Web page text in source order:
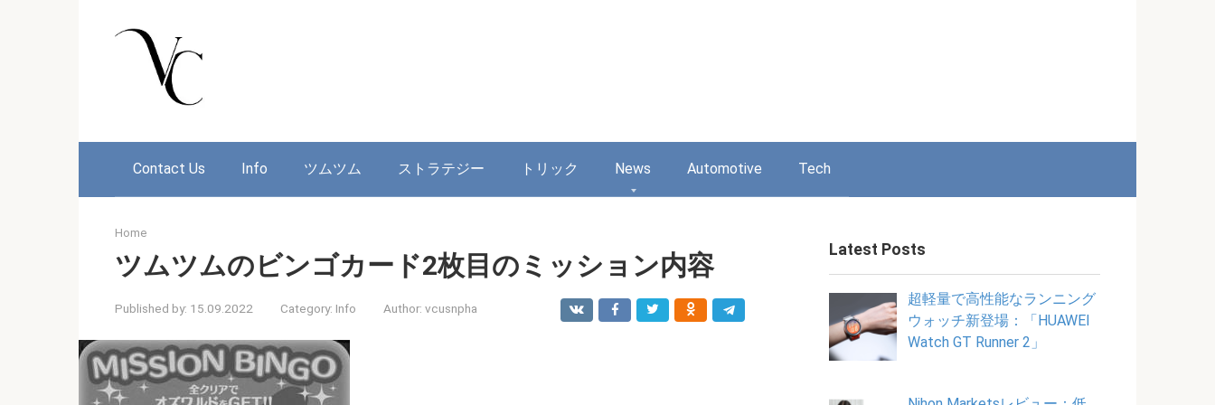
Contact Us Info ツムツム ストラテジー トリック News Automotive Tech
Home
ツムツムのビンゴカード2枚目のミッション内容
Published by: 15.09.2022 Category: Info Author: vcusnpha
Latest Posts
超軽量で高性能なランニング
ウォッチ新登場：「HUAWEI
Watch GT Runner 2」